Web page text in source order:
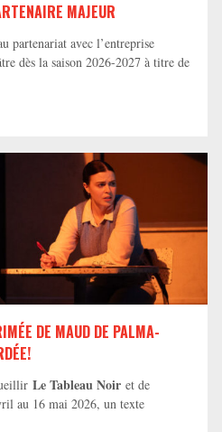
MAJEUR
partenariat avec l’entreprise
dès la saison 2026-2027 à titre de
DE MAUD DE PALMA-
Le Tableau Noir et de
au 16 mai 2026, un texte